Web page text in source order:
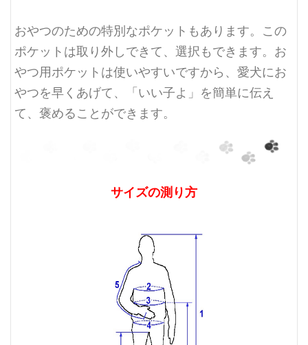
おやつのための特別なポケットもあります。この
ポケットは取り外しできて、選択もできます。お
やつ用ポケットは使いやすいですから、愛犬にお
やつを早く あげて、「いい子よ」を簡単に伝え
て、褒めることができます。
サイズの測り方